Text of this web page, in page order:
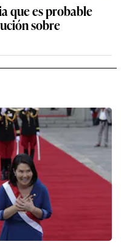
que es probable
sobre